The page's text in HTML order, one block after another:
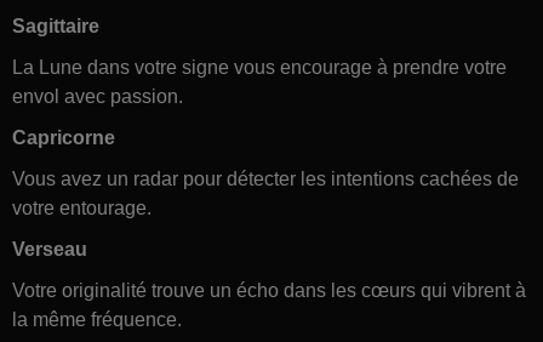
Sagittaire
La Lune dans votre signe vous encourage à prendre votre
envol avec passion.
Capricorne
Vous avez un radar pour détecter les intentions cachées de
votre entourage.
Verseau
Votre originalité trouve un écho dans les cœurs qui vibrent à
la même fréquence.